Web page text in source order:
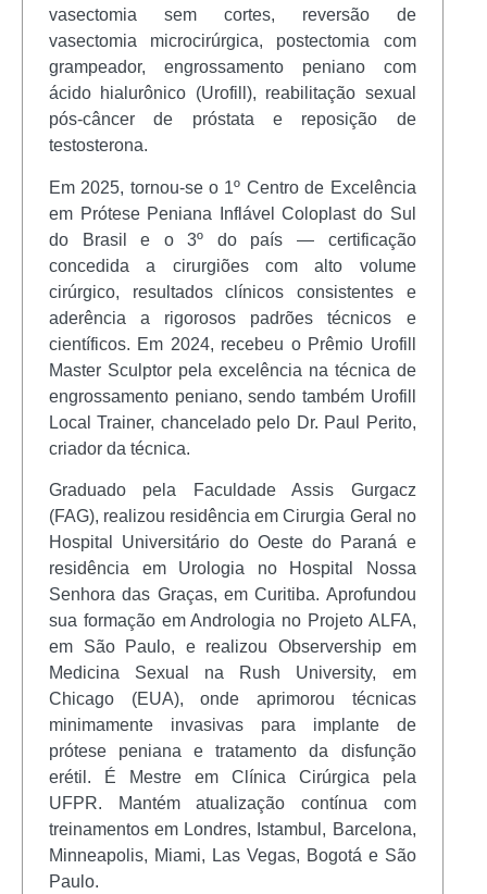
vasectomia sem cortes, reversão de
vasectomia microcirúrgica, postectomia com
grampeador, engrossamento peniano com
ácido hialurônico (Urofill), reabilitação sexual
pós-câncer de próstata e reposição de
testosterona.
Em 2025, tornou-se o 1º Centro de Excelência
em Prótese Peniana Inflável Coloplast do Sul
do Brasil e o 3º do país — certificação
concedida a cirurgiões com alto volume
cirúrgico, resultados clínicos consistentes e
aderência a rigorosos padrões técnicos e
científicos. Em 2024, recebeu o Prêmio Urofill
Master Sculptor pela excelência na técnica de
engrossamento peniano, sendo também Urofill
Local Trainer, chancelado pelo Dr. Paul Perito,
criador da técnica.
Graduado pela Faculdade Assis Gurgacz
(FAG), realizou residência em Cirurgia Geral no
Hospital Universitário do Oeste do Paraná e
residência em Urologia no Hospital Nossa
Senhora das Graças, em Curitiba. Aprofundou
sua formação em Andrologia no Projeto ALFA,
em São Paulo, e realizou Observership em
Medicina Sexual na Rush University, em
Chicago (EUA), onde aprimorou técnicas
minimamente invasivas para implante de
prótese peniana e tratamento da disfunção
erétil. É Mestre em Clínica Cirúrgica pela
UFPR. Mantém atualização contínua com
treinamentos em Londres, Istambul, Barcelona,
Minneapolis, Miami, Las Vegas, Bogotá e São
Paulo.